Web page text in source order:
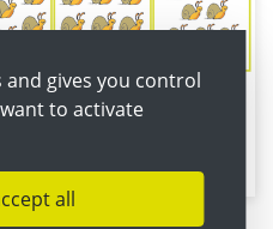
and gives you control
to activate
all